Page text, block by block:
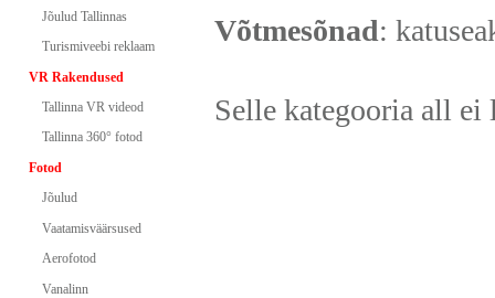
Jõulud Tallinnas
Turismiveebi reklaam
VR Rakendused
Tallinna VR videod
Tallinna 360° fotod
Fotod
Jõulud
Vaatamisväärsused
Aerofotod
Vanalinn
Võtmesõnad:
Selle kategooria all